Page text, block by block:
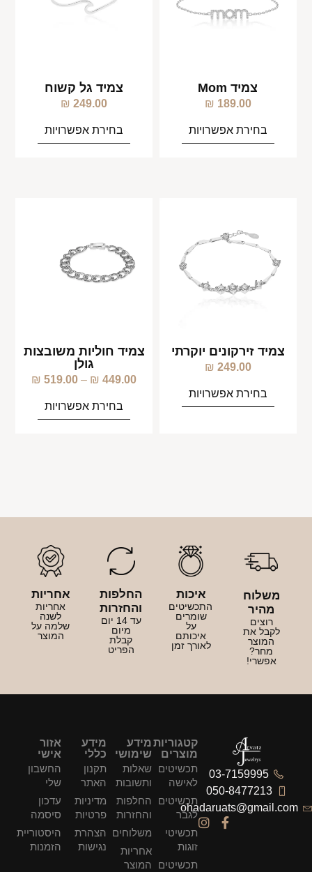
צמיד Mom
189.00
₪
בחירת אפשרויות
צמיד גל קשוח
249.00
₪
בחירת אפשרויות
צמיד זירקונים יוקרתי
249.00
₪
בחירת אפשרויות
צמיד חוליות משובצות
גולן
449.00
₪
–
519.00
₪
בחירת אפשרויות
משלוח
מהיר
רוצים
לקבל את
המוצר
מחר?
אפשרי!
איכות
התכשיטים
שומרים
על
איכותם
לאורך זמן
החלפות
והחזרות
עד 14 יום
מיום
קבלת
הפריט
אחריות
אחריות
לשנה
שלמה על
המוצר
03-7159995
050-8477213
ohadaruats@gmail.com
קטגוריות
מוצרים
תכשיטים
לאישה
תכשיטים
לגבר
תכשיטי
זוגות
תכשיטים
מידע
שימושי
שאלות
ותשובות
החלפות
והחזרות
משלוחים
אחריות
המוצר
מידע
כללי
תקנון
האתר
מדיניות
פרטיות
הצהרת
נגישות
אזור
אישי
החשבון
שלי
עדכון
סיסמה
היסטוריית
הזמנות